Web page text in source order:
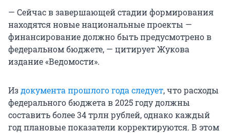
— Сейчас в завершающей стадии формирования
находятся новые национальные проекты —
финансирование должно быть предусмотрено в
федеральном бюджете, — цитирует Жукова
издание «Ведомости».
Издокумента прошлого года следует, что расходы
федерального бюджета в 2025 году должны
составить более 34 трлн рублей, однако каждый
год плановые показатели корректируются. В этом